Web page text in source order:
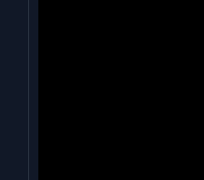
Omega-3 Fish Oil 480 EPA/240
Omega-3 Fish Oil 180 EPA/120 DHA,
Να έχετε πάντα κατά νου ότι η
που θα καθορίσει τα
ιχθυελαίου. Το Pure Nutrition
απαλλαγμένο από προσμίξεις και
Pure Nutrition USA Ωμέγα-3
Τα οφέλη των EPA και DHA που